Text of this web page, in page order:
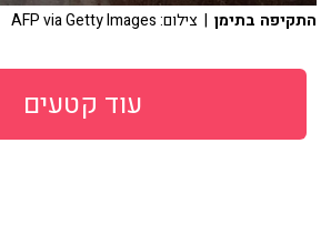
התקיפה בתימן | צילום: AFP via Getty Images
עוד קטעים